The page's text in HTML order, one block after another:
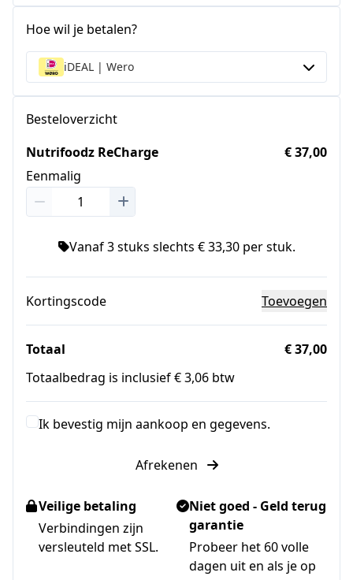
Hoe wil je betalen?
iDEAL | Wero
Besteloverzicht
Nutrifoodz ReCharge
Eenmalig
€ 37,00
Vanaf 3 stuks slechts € 33,30 per stuk.
Kortingscode Toevoegen
Totaal
€ 37,00
Totaalbedrag is inclusief € 3,06 btw
Ik bevestig mijn aankoop en gegevens.
Afrekenen
Veilige betaling
Verbindingen zijn
versleuteld met SSL.
Niet goed - Geld terug
garantie
Probeer het 60 volle
dagen uit en als je op